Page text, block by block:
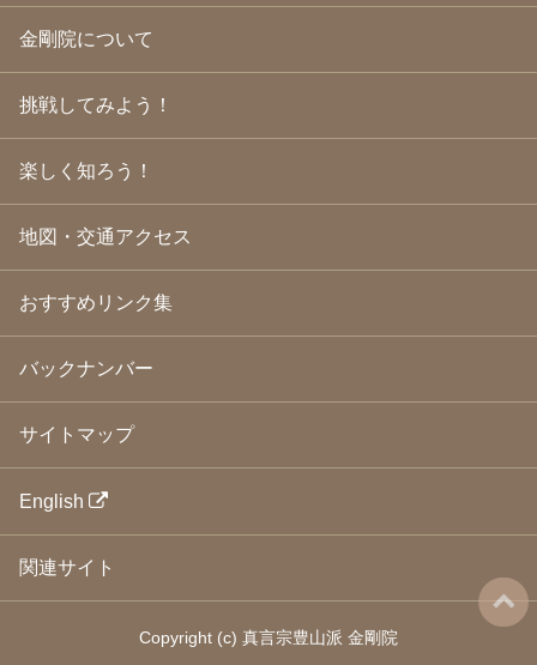
2009年6月(22)
2009年5月(20)
2009年2月(19)
2009年1月(25)
2008年12月 (22)
2008年9月(24)
2008年8月(24)
2008年7月
(23)
2008年6月(23)
2008年5月(21)
2008年4月(22)
2008年1月 (23)
2007年12月(26)
2007年11月
2007年10月
2007年9月(23)
2007年8月
(21)
金剛院について
挑戦してみよう！
楽しく知ろう！
地図・交通アクセス
おすすめリンク集
バックナンバー
サイトマップ
English
関連サイト
Copyright (c) 真言宗豊山派 金剛院